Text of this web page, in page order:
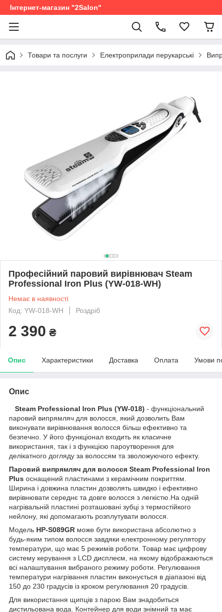
Інтернет-магазин "2Salon"
Товари та послуги Електроприлади перукарські
Професійний паровий вирівнювач Steam
Professional Iron Plus (YW-018-WH)
Немає в наявності
Код: YW-018-WH
Роздріб
2 390 ₴
Опис Характеристики Доставка Оплата Умови
Опис
Steam Professional Iron Plus (YW-018) - функціональний
паровий випрямляч для волосся, який дозволить Вам
виконувати вирівнювання волосся більш ефективно та
безпечно. У його функціонал входить як класичне
використання, так і з функцією пароутворення для
делікатного догляду за волоссям та зволожуючого ефекту.
Паровий випрямляч для волосся Steam Professional Iron
Plus оснащений пластинами з керамічним покриттям.
Ширина і довжина пластин дозволять швидко і ефективно
вирівнювати середнє та довге волосся з легкістю.На одній
нагрівальній пластині розташовані зубці з термостійкого
нейлону, які допомагають розплутувати волосся.
Модель HP-S089GR може бути використана абсолютно з
будь-яким типом волосся завдяки електронному регулятору
температури, що має 5 режимів роботи. Товар має цифрову
систему керування з LCD дисплеєм, на якому відображаються
всі налаштування вибраного режиму роботи. Регулювання
температури нагрівання пластин виконується в діапазоні від
150 до 230 градусів із кроком регулювання 20 градусів.
Для використання щипців з парою Вам знадобиться
дистильована вода. Контейнер для води знімний та має